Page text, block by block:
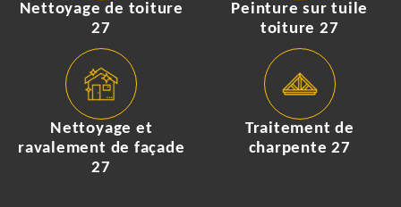
Nettoyage de toiture
27
Peinture sur tuile
toiture 27
Nettoyage et
ravalement de façade
27
Traitement de
charpente 27